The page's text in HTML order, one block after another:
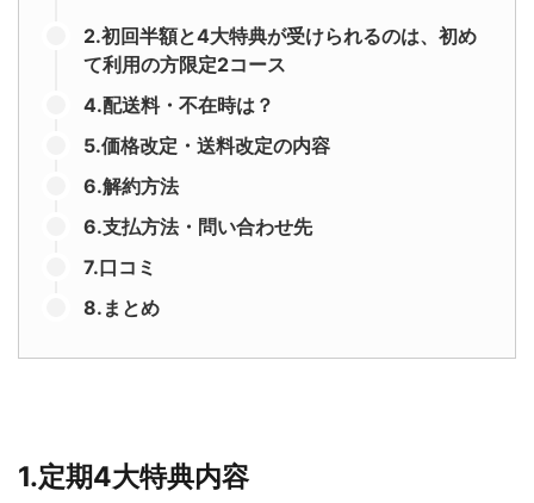
2.初回半額と4大特典が受けられるのは、初め
て利用の方限定2コース
4.配送料・不在時は？
5.価格改定・送料改定の内容
6.解約方法
6.支払方法・問い合わせ先
7.口コミ
8.まとめ
1.定期4大特典内容